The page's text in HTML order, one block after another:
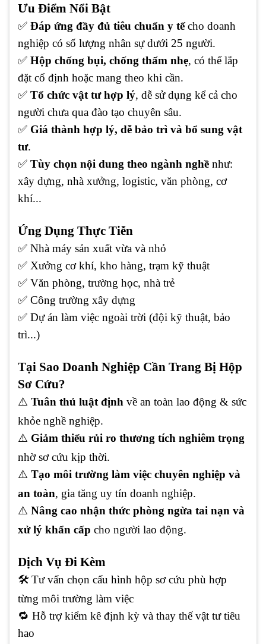
Ưu Điểm Nổi Bật
✅ Đáp ứng đầy đủ tiêu chuẩn y tếcho doanh
nghiệp có số lượng nhân sự dưới 25 người.
✅ Hộp chống bụi, chống thấm nhẹ, có thể lắp
đặt cố định hoặc mang theo khi cần.
✅ Tổ chức vật tư hợp lý, dễ sử dụng kể cả cho
người chưa qua đào tạo chuyên sâu.
✅ Giá thành hợp lý, dễ bảo trì và bổ sung vật
tư.
✅ Tùy chọn nội dung theo ngành nghề như:
xây dựng, nhà xưởng, logistic, văn phòng, cơ
khí...
Ứng Dụng Thực Tiễn
✅ Nhà máy sản xuất vừa và nhỏ
✅ Xưởng cơ khí, kho hàng, trạm kỹ thuật
✅ Văn phòng, trường học, nhà trẻ
✅ Công trường xây dựng
✅ Dự án làm việc ngoài trời (đội kỹ thuật, bảo
trì...)
Tại Sao Doanh Nghiệp Cần Trang Bị Hộp
Sơ Cứu?
⚠️ Tuân thủ luật định về an toàn lao động & sức
khỏe nghề nghiệp.
⚠️ Giảm thiểu rủi ro thương tích nghiêm trọng
nhờ sơ cứu kịp thời.
⚠️ Tạo môi trường làm việc chuyên nghiệp và
an toàn, gia tăng uy tín doanh nghiệp.
⚠️ Nâng cao nhận thức phòng ngừa tai nạn và
xử lý khẩn cấp cho người lao động.
Dịch Vụ Đi Kèm
🛠 ️ Tư vấn chọn cấu hình hộp sơ cứu phù hợp
từng môi trường làm việc
🔁 Hỗ trợ kiểm kê định kỳ và thay thế vật tư tiêu
hao